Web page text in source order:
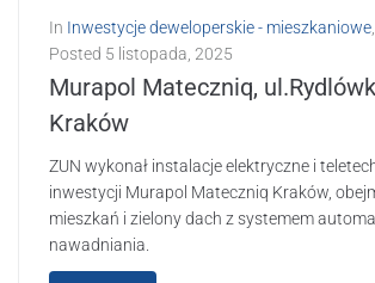
In Inwestycje deweloperskie - mieszkaniowe
Posted 5 listopada, 2025
Murapol Mateczniq,
Kraków
ZUN wykonał instalacje elektryczne i
inwestycji Murapol Mateczniq Kraków,
mieszkań i zielony dach z systemem
nawadniania.